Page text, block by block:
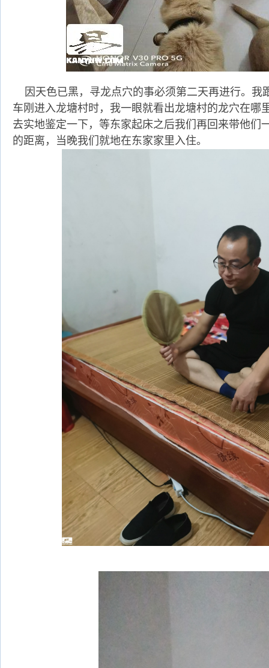
因天色已黑，寻龙点穴的事必须第二天再进行。我
车刚进入龙塘村时，我一眼就看出龙塘村的龙穴在哪
去实地鉴定一下，等东家起床之后我们再回来带他们
的距离，当晚我们就地在东家家里入住。